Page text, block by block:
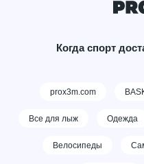
Когда спорт
prox3m.com
Все для лыж Одежда
Велосипеды